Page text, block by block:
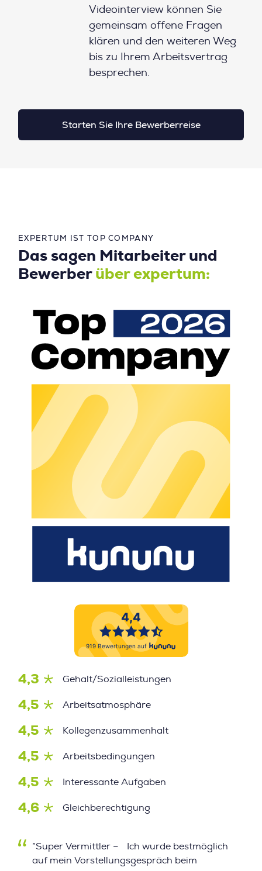
Videointerview können Sie
gemeinsam offene Fragen
klären und den weiteren Weg
bis zu Ihrem Arbeitsvertrag
besprechen.
Starten Sie Ihre Bewerberreise
EXPERTUM IST TOP COMPANY
Das sagen Mitarbeiter und
Bewerber über expertum:
4,3 Gehalt/Sozialleistungen
4,5 Arbeitsatmosphäre
4,5 Kollegenzusammenhalt
4,5 Arbeitsbedingungen
4,5 Interessante Aufgaben
4,6 Gleichberechtigung
”Super Vermittler – Ich wurde bestmöglich
auf mein Vorstellungsgespräch beim